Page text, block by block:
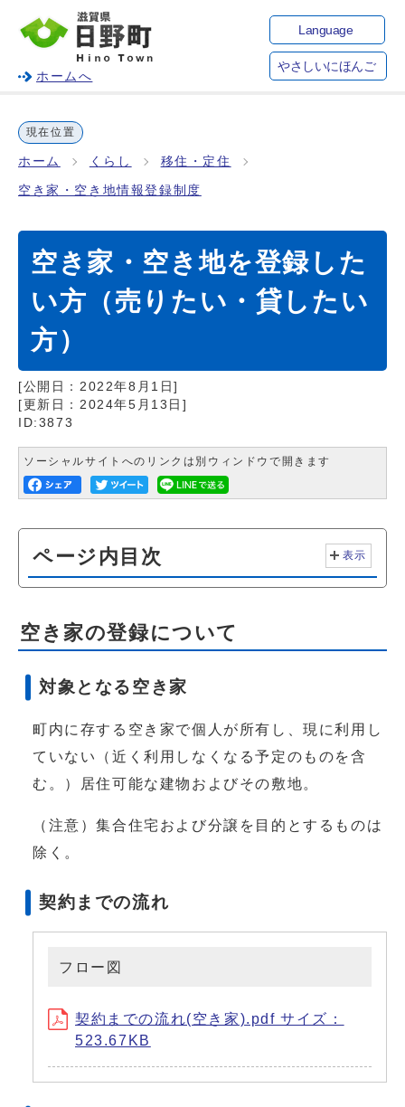
ホームへ
Language
やさしいにほんご
現在位置
ホーム くらし 移住・定住
空き家・空き地情報登録制度
空き家・空き地を登録した
い方（売りたい・貸したい
方）
[公開日： 2022年8月1日]
[更新日： 2024年5月13日 ]
ID:3873
ソーシャルサイトへのリンクは別ウィンドウで開きます
ページ内目次 表示
空き家の登録について
対象となる空き家
町内に存する空き家で個人が所有し、現に利用し
ていない（近く利用しなくなる予定のものを含
む。）居住可能な建物およびその敷地。
（注意）集合住宅および分譲を目的とするものは
除く。
契約までの流れ
フロー図
契約までの流れ(空き家).pdf サイズ：
523.67KB